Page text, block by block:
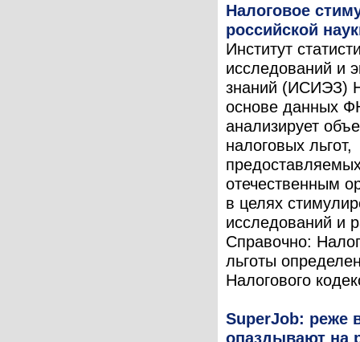
Налоговое
российской
Институт
исследований и
знаний (ИСИЭЗ)
основе данных
анализирует
налоговых льгот,
отечественным
в целях
исследований и
Справочно:
льготы
Налогового
SuperJob: реже
опаздывают на